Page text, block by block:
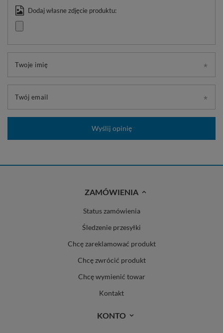
Dodaj własne zdjęcie produktu:
Twoje imię
Twój email
Wyślij opinię
ZAMÓWIENIA
Status zamówienia
Śledzenie przesyłki
Chcę zareklamować produkt
Chcę zwrócić produkt
Chcę wymienić towar
Kontakt
KONTO